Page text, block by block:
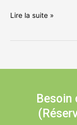
Lire la suite »
Besoin